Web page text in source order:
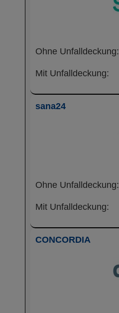
Ohne Unfalldeckung:
Mit Unfalldeckung:
sana24
Ohne Unfalldeckung:
Mit Unfalldeckung:
CONCORDIA